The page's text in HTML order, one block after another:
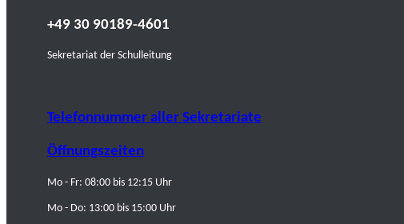
+49 30 90189-4601
Sekretariat der Schulleitung
Telefonnummer aller Sekretariate
Öffnungszeiten
Mo - Fr: 08:00 bis 12:15 Uhr
Mo - Do: 13:00 bis 15:00 Uhr